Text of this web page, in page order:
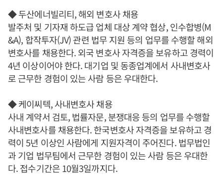
◆ 두산에너빌리티, 해외 변호사 채용
발주처 및 기자재 하도급 업체 대상 계약 협상, 인수합병(M
&A), 합작투자(JV) 관련 법무 지원 등의 업무를 수행할 해외
변호사를 채용한다. 외국 변호사 자격증을 보유하고 경력이
4년 이상이어야 한다. 대기업 및 동종업계에서 사내변호사
로 근무한 경험이 있는 사람 등은 우대한다.
◆ 케이씨텍, 사내변호사 채용
사내 계약서 검토, 법률자문, 분쟁대응 등의 업무를 수행할
사내변호사를 채용한다. 한국변호사 자격증을 보유하고 경
력이 5년 이상인 사람에게 지원자격이 주어진다. 법무법인
과 기업 법무팀에서 근무한 경험이 있는 사람 등은 우대한
다. 접수기간은 10월3일까지다.